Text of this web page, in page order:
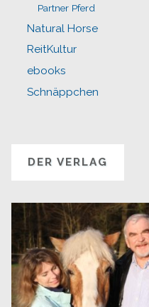
Partner Pferd
Natural Horse
ReitKultur
ebooks
Schnäppchen
DER VERLAG